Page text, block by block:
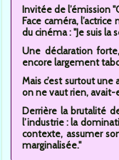
Invitée de l’émission
Face caméra,
du cinéma : "Je suis
Une déclaration
encore largement
Mais c’est surtout
on ne vaut rien, avait-
Derrière la brutalité
l’industrie : la
contexte, assumer
marginalisée."